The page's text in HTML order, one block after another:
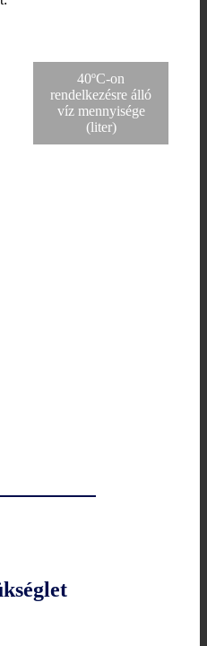
40ºC-on
rendelkezésre álló
víz mennyisége
(liter)